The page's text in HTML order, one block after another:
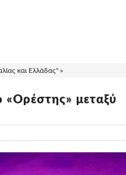
και Ελλάδας" »
«Ορέστης» μεταξύ